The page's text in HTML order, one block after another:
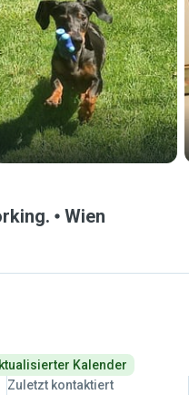
Wien
Kalender
Zuletzt kontaktiert